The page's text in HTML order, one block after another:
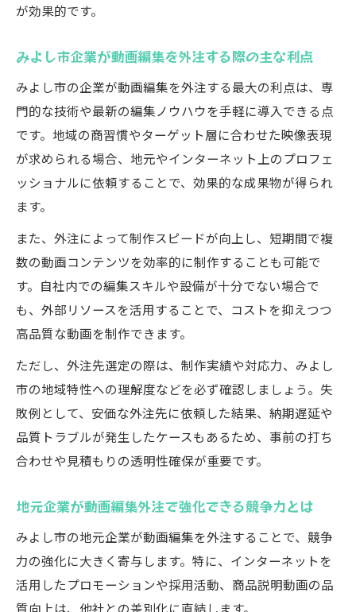
が効果的です。
みよし市企業が動画編集を外注する際の主な利点
みよし市の企業が動画編集を外注する最大の利点は、専
門的な技術や最新の編集ノウハウを手軽に導入できる点
です。地域の商習慣やターゲット層に合わせた映像表現
が求められる場合、地元やインターネット上のプロフェ
ッショナルに依頼することで、効果的な成果物が得られ
ます。
また、外注によって制作スピードが向上し、短期間で複
数の動画コンテンツを効率的に制作することも可能で
す。自社内での編集スキルや設備が十分でない場合で
も、外部リソースを活用することで、コストを抑えつつ
高品質な動画を制作できます。
ただし、外注先選定の際は、制作実績や対応力、みよし
市の地域特性への理解度などを必ず確認しましょう。失
敗例として、安価な外注先に依頼した結果、納期遅延や
品質トラブルが発生したケースもあるため、事前の打ち
合わせや見積もりの透明性確保が重要です。
地元企業が動画編集外注で強化できる競争力とは
みよし市の地元企業が動画編集を外注することで、競争
力の強化に大きく寄与します。特に、インターネットを
活用したプロモーションや採用活動、商品説明動画の品
質向上は、他社との差別化に直結します。